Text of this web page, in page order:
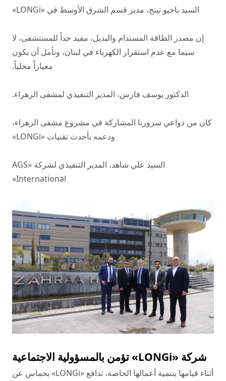
السيد باجيو تينج، مدير قسم الشرق الأوسط في «LONGi»
إن مصدر الطاقة المستدام والبديل، مفيد جداً للمستشفى، لا
سيما مع عدم استقرار الكهرباء في لبنان، ونأمل أن يكون
معياراً محلياً.
الدكتور يوسف فارس، المدير التنفيذي لمشفى الزهراء.
كان من دواعي سرورنا المشاركة في مشروع مشفى الزهراء،
ودعمه بأحدث تقنيات «LONGi»
السيد علي شاهد، المدير التنفيذي لشركة «AGS
International»
شركة «LONGi» تؤمن بالمسؤولية الاجتماعية
أثناء قيامها بتنمية أعمالها الخاصة، تدافع «LONGi» بحماس عن